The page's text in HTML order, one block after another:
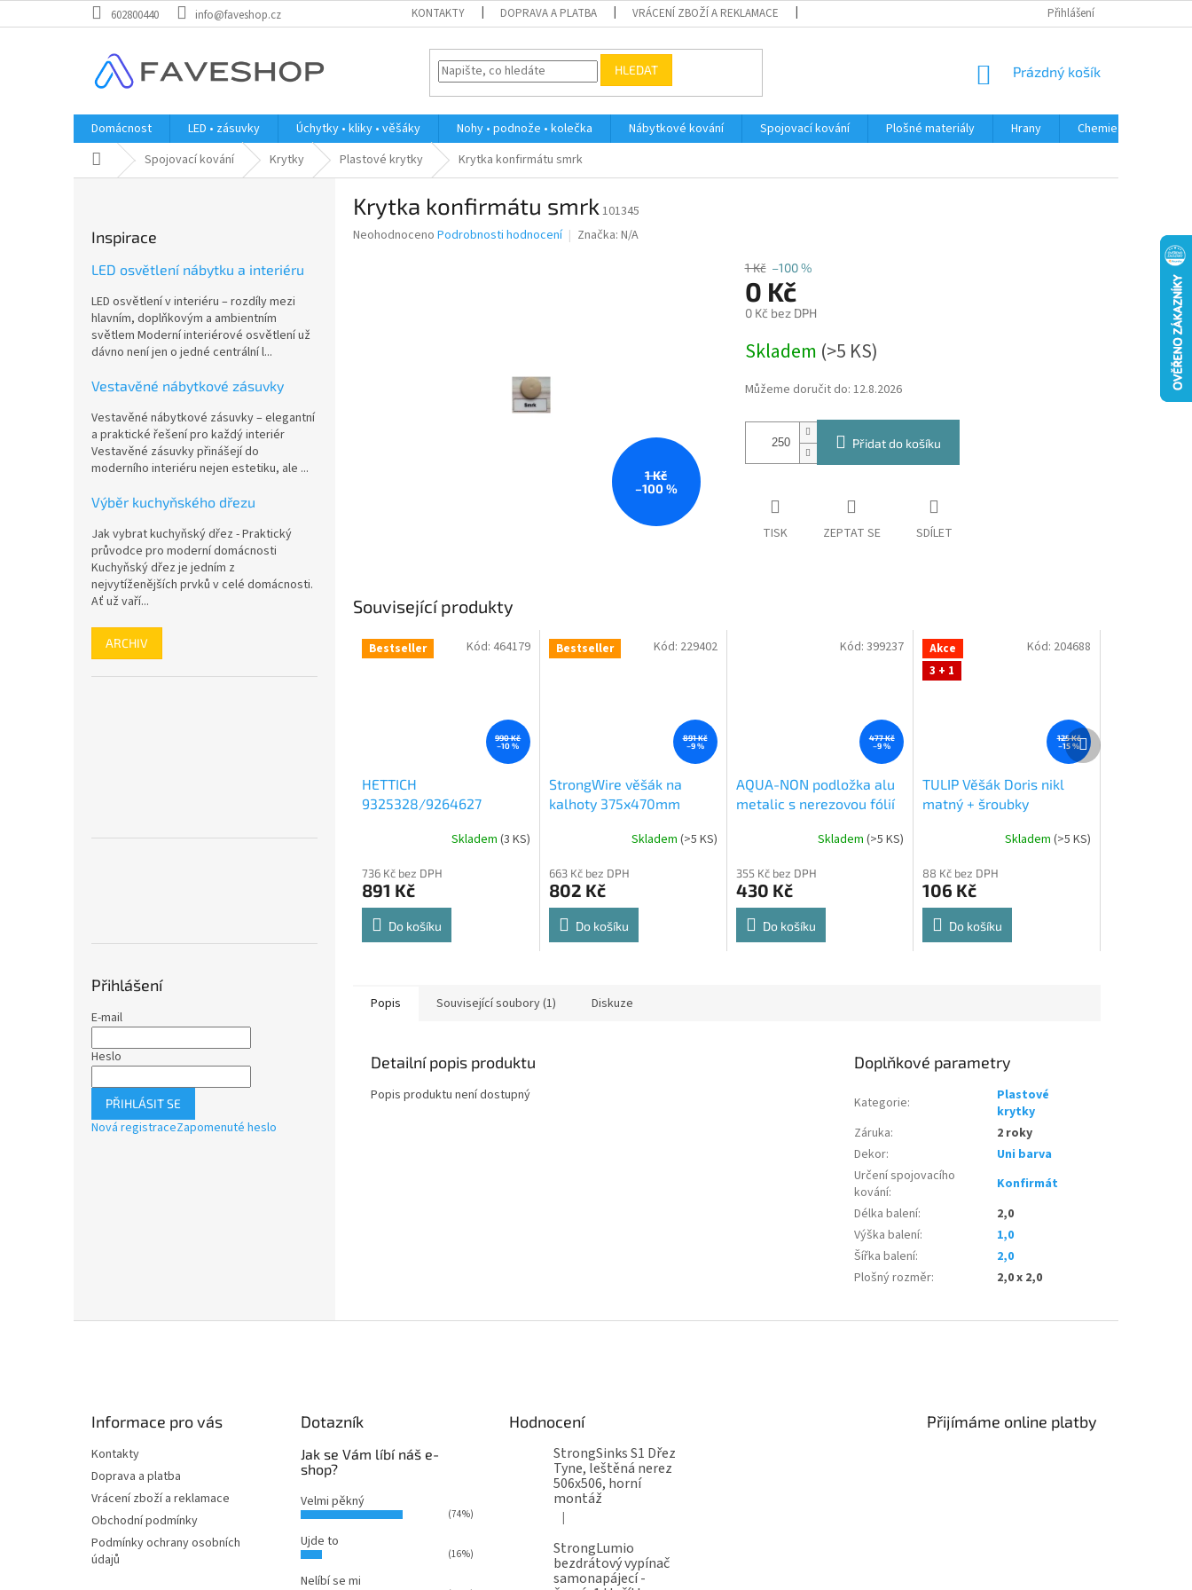
na
602800440 info@faveshop.cz KONTAKTY DOPRAVA A PLATBA VRÁCENÍ ZBOŽÍ A REKLAMACE PODMÍNKY OCHRANY OSOBNÍCH ÚDAJŮ
Přihlášení
HLEDAT
NÁKUPNÍ
Prázdný košík
Domácnost LED • zásuvky Úchytky • kliky • věšáky Nohy • podnože • kolečka Nábytkové kování Spojovací kování Plošné materiály Hrany
Chemie • doplňky
Domů Spojovací kování Krytky Plastové krytky Krytka konfirmátu smrk
Inspirace
LED osvětlení nábytku a interiéru
LED osvětlení v interiéru – rozdíly mezi
hlavním, doplňkovým a ambientním
světlem Moderní interiérové osvětlení už
dávno není jen o jedné centrální l...
Vestavěné nábytkové zásuvky
Vestavěné nábytkové zásuvky – elegantní
a praktické řešení pro každý interiér
Vestavěné zásuvky přinášejí do
moderního interiéru nejen estetiku, ale ...
Výběr kuchyňského dřezu
Jak vybrat kuchyňský dřez - Praktický
průvodce pro moderní domácnosti
Kuchyňský dřez je jedním z
nejvytíženějších prvků v celé domácnosti.
Ať už vaří...
ARCHIV
Přihlášení
E-mail
Heslo
PŘIHLÁSIT SE
Nová registraceZapomenuté heslo
Krytka konfirmátu smrk 101345
Průměrné
Neohodnoceno Podrobnosti hodnocení Značka: N/A
1 Kč
–100 %
1 Kč –100 %
0 Kč
0 Kč bez DPH
cena:
Skladem (>5 KS)
Můžeme doručit do: 12.8.2026
Přidat do košíku
TISK ZEPTAT SE SDÍLET
Související produkty
Bestseller
990 Kč
–10 %
HETTICH
9325328/9264627
produktu
je
4,8
5
Skladem (3 KS)
736 Kč bez DPH
891 Kč
Do košíku
Kód: 464179 Bestseller
891 Kč
–9 %
StrongWire věšák na
kalhoty 375x470mm
produktu
je
4,8
5
Skladem (>5 KS)
663 Kč bez DPH
802 Kč
Do košíku
Kód: 229402
477 Kč
–9 %
AQUA-NON podložka alu
metalic s nerezovou fólií
produktu
je
4,6
5
Skladem(>5 KS)
355 Kč bez DPH
430 Kč
Do košíku
Kód:399237
Akce
3 + 1
125 Kč
–15 %
TULIP Věšák Doris nikl
matný + šroubky
produktu
je
5,0
5
Skladem(>5 KS)
88 Kč bez DPH
106 Kč
Do košíku
Kód: 204688
Další
produkt
Popis Související soubory (1) Diskuze
Detailní popis produktu
Popis produktu není dostupný
Doplňkové parametry
Kategorie:
Plastové
krytky
Záruka:
2 roky
Dekor:
Uni barva
Určení spojovacího
kování:
Konfirmát
Délka balení:
2,0
Výška balení:
1,0
Šířka balení:
2,0
Plošný rozměr: 2,0 x 2,0
Informace pro vás
Kontakty
Doprava a platba
Vrácení zboží a reklamace
Obchodní podmínky
Podmínky ochrany osobních
údajů
Dotazník
Jak se Vám líbí náš e-
shop?
Velmi pěkný
(74%)
Ujde to
(16%)
Nelíbí se mi
Hodnocení
StrongSinks S1 Dřez
Tyne, leštěná nerez
506x506, horní
montáž
Hodnocení produktu je 5 z 5 hvězdiček.
|
StrongLumio
bezdrátový vypínač
samonapájecí -
Přijímáme online platby